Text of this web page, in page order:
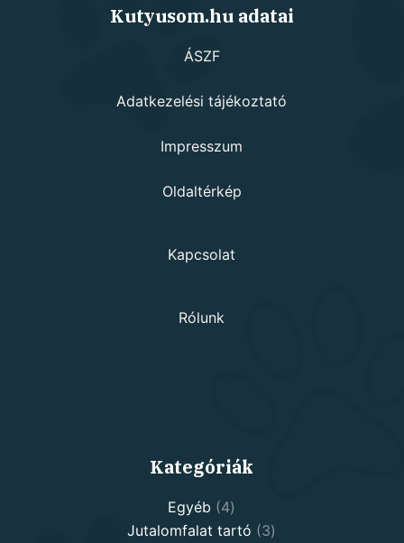
Kutyusom.hu adatai
ÁSZF
Adatkezelési tájékoztató
Impresszum
Oldaltérkép
Kapcsolat
Rólunk
Kategóriák
Egyéb 44
products
Jutalomfalat tartó 33